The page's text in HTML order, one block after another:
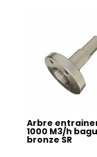
Arbre
1000 M3/h
bronze SR